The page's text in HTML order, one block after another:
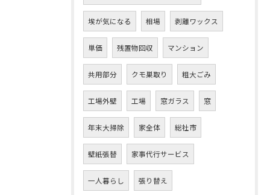
埃が気になる 相場 剥離ワックス
単価 残置物回収 マンション
共用部分 クモ巣取り 粗大ごみ
工場外壁 工場 窓ガラス 窓
年末大掃除 家全体 総社市
壁紙張替 家事代行サービス
一人暮らし 張り替え